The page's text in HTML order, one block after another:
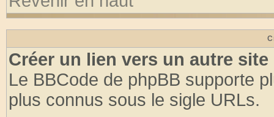
Créer un lien vers un autre site
Le BBCode de phpBB supporte
plus connus sous le sigle URLs.